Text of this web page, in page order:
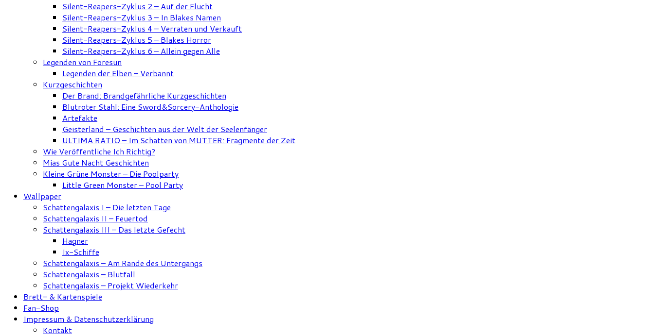
Silent-Reapers-Zyklus 2 – Auf der Flucht
Silent-Reapers-Zyklus 3 – In Blakes Namen
Silent-Reapers-Zyklus 4 – Verraten und Verkauft
Silent-Reapers-Zyklus 5 – Blakes Horror
Silent-Reapers-Zyklus 6 – Allein gegen Alle
Legenden von Foresun
Legenden der Elben – Verbannt
Kurzgeschichten
Der Brand: Brandgefährliche Kurzgeschichten
Blutroter Stahl: Eine Sword&Sorcery-Anthologie
Artefakte
Geisterland – Geschichten aus der Welt der Seelenfänger
ULTIMA RATIO – Im Schatten von MUTTER: Fragmente der Zeit
Wie Veröffentliche Ich Richtig?
Mias Gute Nacht Geschichten
Kleine Grüne Monster – Die Poolparty
Little Green Monster – Pool Party
Wallpaper
Schattengalaxis I – Die letzten Tage
Schattengalaxis II – Feuertod
Schattengalaxis III – Das letzte Gefecht
Hagner
Ix-Schiffe
Schattengalaxis – Am Rande des Untergangs
Schattengalaxis – Blutfall
Schattengalaxis – Projekt Wiederkehr
Brett- & Kartenspiele
Fan-Shop
Impressum & Datenschutzerklärung
Kontakt